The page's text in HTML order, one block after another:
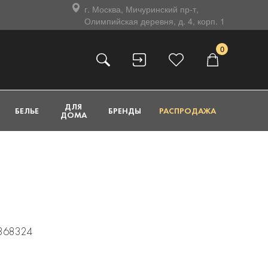
г. Москва, Мичуринский пр-т,
Олимпийская деревня, д. 4, корп. 1
0
БЕЛЬЕ ДЛЯ
ДОМА БРЕНДЫ РАСПРОДАЖА